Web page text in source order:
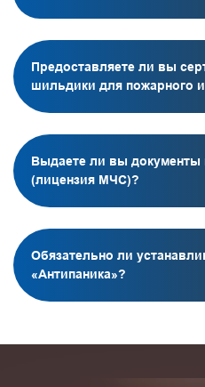
Предоставляете ли вы
шильдики для пожарного
Выдаете ли вы документы
(лицензия МЧС)?
Обязательно ли
«Антипаника»?